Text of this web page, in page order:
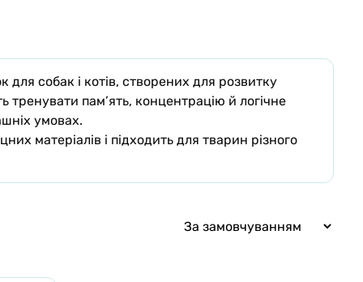
собак і котів, створених для розвитку
тренувати пам’ять, концентрацію й логічне
умовах.
матеріалів і підходить для тварин різного